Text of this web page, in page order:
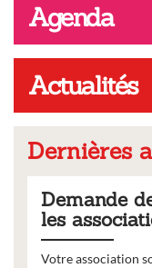
Agenda
Actualités
Dernières
Demande
les
Votre association